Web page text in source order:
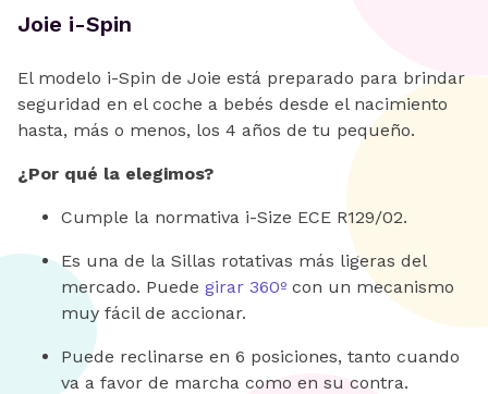
Joie i-Spin
El modelo i-Spin de Joie está preparado para brindar
seguridad en el coche a bebés desde el nacimiento
hasta, más o menos, los 4 años de tu pequeño.
¿Por qué la elegimos?
Cumple la normativa i-Size ECE R129/02.
Es una de la Sillas rotativas más ligeras del
mercado. Puede girar 360º con un mecanismo
muy fácil de accionar.
Puede reclinarse en 6 posiciones, tanto cuando
va a favor de marcha como en su contra.